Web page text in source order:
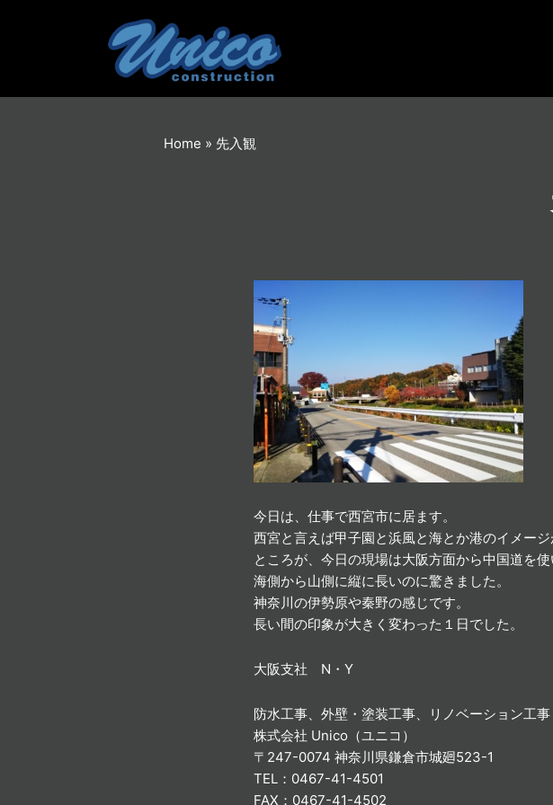
キ
Home » 先入観
今日は、仕事で西宮市に居ます。
西宮と言えば甲子園と浜風と海とか港のイメージ
ところが、今日の現場は大阪方面から中国道を
海側から山側に縦に長いのに驚きました。
神奈川の伊勢原や秦野の感じです。
長い間の印象が大きく変わった１日でした。
大阪支社 N・Y
防水工事、外壁・塗装工事、リノベーション工事
株式会社 Unico（ユニコ）
〒247-0074 神奈川県鎌倉市城廻523-1
TEL：0467-41-4501
FAX：0467-41-4502